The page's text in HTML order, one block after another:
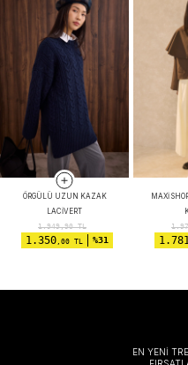
ÖRGÜLÜ UZUN KAZAK
LACIVERT
1.949,90TL
1.350,00 TL %31
MAXI
EN YENİ